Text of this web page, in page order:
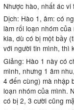
Nhược hào, nhất ác
Dịch: Hào 1, âm: có
làm rối loạn nhóm
kia, dù có bị một bầy
với người tin mình, thì
Giảng: Hào 1 này có
mình, nhưng 1 âm
4 đến cùng) mà nhập
loạn nhóm của mình.
có bị 2, 3 cười cũng